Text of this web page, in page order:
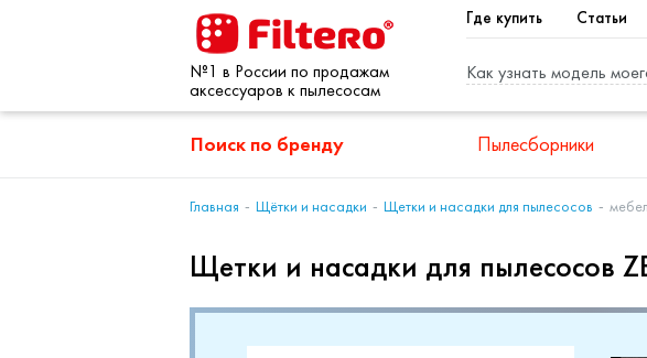
№1 в России по продажам
аксессуаров к пылесосам
Где купить Статьи
Как узнать модель
Поиск по бренду Пылесборники
Главная Щётки и насадки Щетки и насадки для пылесосов
Щетки и насадки для пылесосов